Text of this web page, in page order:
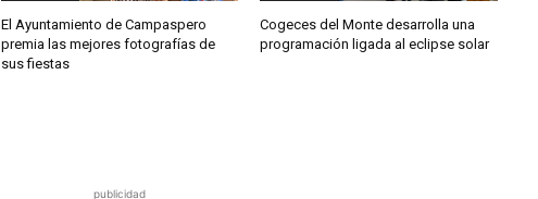
El Ayuntamiento de Campaspero
premia las mejores fotografías de
sus fiestas
Cogeces del Monte desarrolla una
programación ligada al eclipse solar
publicidad